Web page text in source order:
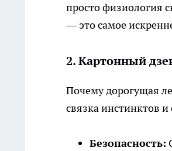
просто физиология
— это самое
2. Картонный
Почему дорогущая
связка инстинктов
Безопасность: